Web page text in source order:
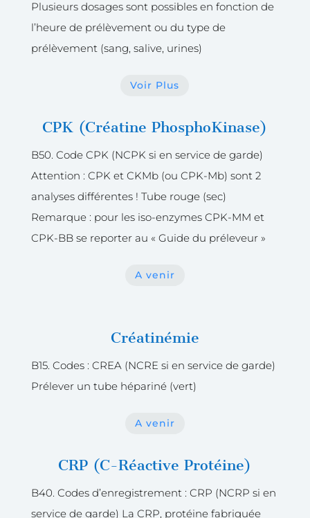
Plusieurs dosages sont possibles en fonction de
l’heure de prélèvement ou du type de
prélèvement (sang, salive, urines)
Voir Plus
CPK (Créatine PhosphoKinase)
B50. Code CPK (NCPK si en service de garde)
Attention : CPK et CKMb (ou CPK-Mb) sont 2
analyses différentes ! Tube rouge (sec)
Remarque : pour les iso-enzymes CPK-MM et
CPK-BB se reporter au « Guide du préleveur »
A venir
Créatinémie
B15. Codes : CREA (NCRE si en service de garde)
Prélever un tube hépariné (vert)
A venir
CRP (C-Réactive Protéine)
B40. Codes d’enregistrement : CRP (NCRP si en
service de garde) La CRP, protéine fabriquée